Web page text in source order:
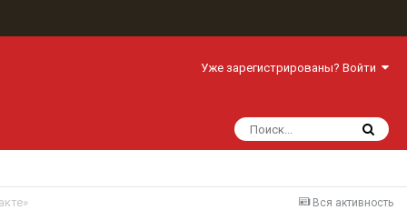
Уже зарегистрированы? Войти
Вся активность